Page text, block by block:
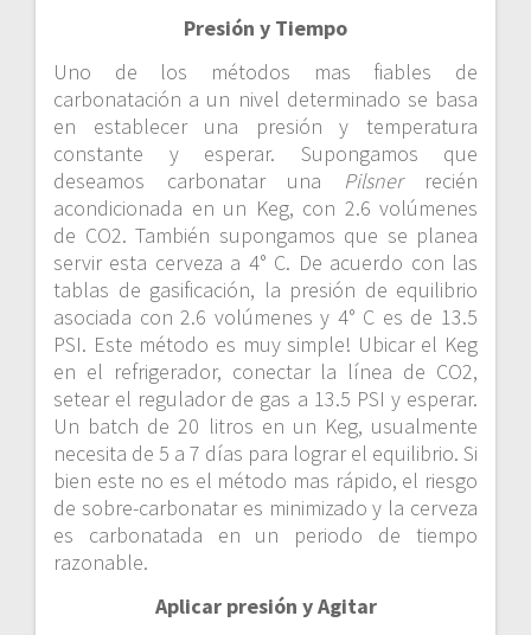
Presión y Tiempo
Uno de los métodos mas fiables de
carbonatación a un nivel determinado se basa
en establecer una presión y temperatura
constante y esperar. Supongamos que
deseamos carbonatar una
Pilsnerrecién
acondicionada en un Keg, con 2.6 volúmenes
de CO2. También supongamos que se planea
servir esta cerveza a 4° C. De acuerdo con las
tablas de gasificación, la presión de equilibrio
asociada con 2.6 volúmenes y 4° C es de 13.5
PSI. Este método es muy simple! Ubicar el Keg
en el refrigerador, conectar la línea de CO2,
setear el regulador de gas a 13.5 PSI y esperar.
Un batch de 20 litros en un Keg, usualmente
necesita de 5 a 7 días para lograr el equilibrio. Si
bien este no es el método mas rápido, el riesgo
de sobre-carbonatar es minimizado y la cerveza
es carbonatada en un periodo de tiempo
razonable.
Aplicar presión y Agitar